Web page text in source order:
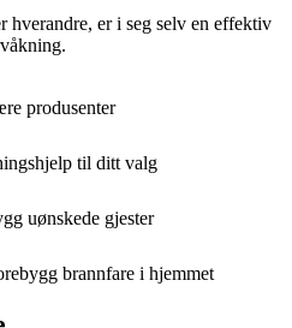
er i seg selv en effektiv
produsenter
til ditt valg
uønskede gjester
brannfare i hjemmet